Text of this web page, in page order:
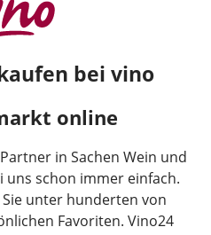
bei vino
online
in Sachen Wein und
uns schon immer einfach.
unter hunderten von
Favoriten. Vino24